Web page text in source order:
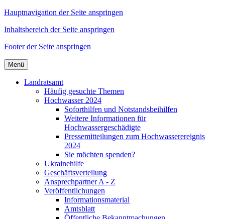
Hauptnavigation der Seite anspringen
Inhaltsbereich der Seite anspringen
Footer der Seite anspringen
Menü
Landratsamt
Häufig gesuchte Themen
Hochwasser 2024
Soforthilfen und Notstandsbeihilfen
Weitere Informationen für
Hochwassergeschädigte
Pressemitteilungen zum Hochwasserereignis
2024
Sie möchten spenden?
Ukrainehilfe
Geschäftsverteilung
Ansprechpartner A - Z
Veröffentlichungen
Informationsmaterial
Amtsblatt